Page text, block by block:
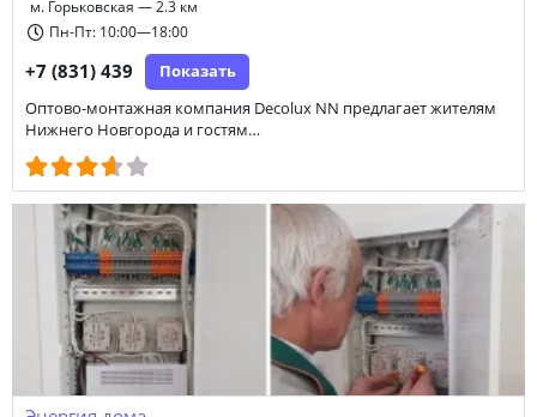
м. Горьковская — 2.3 км
Пн-Пт: 10:00—18:00
+7 (831) 439 Показать
Оптово-монтажная компания Decolux NN предлагает жителям
Нижнего Новгорода и гостям…